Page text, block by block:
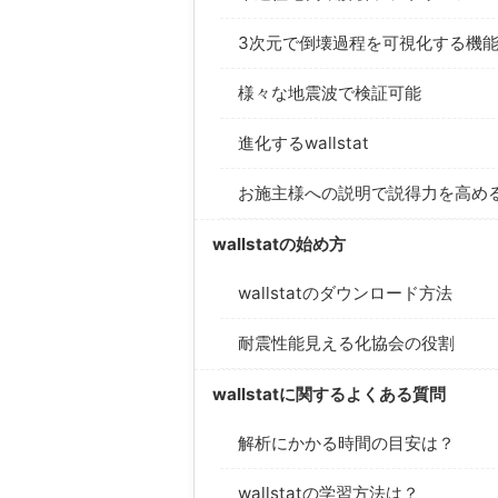
3次元で倒壊過程を可視化する機能
様々な地震波で検証可能
進化するwallstat
お施主様への説明で説得力を高め
wallstatの始め方
wallstatのダウンロード方法
耐震性能見える化協会の役割
wallstatに関するよくある質問
解析にかかる時間の目安は？
wallstatの学習方法は？